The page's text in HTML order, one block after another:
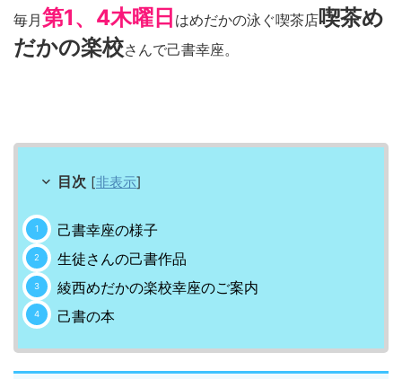
毎月第1、4木曜日 はめだかの泳ぐ喫茶店喫茶め
だかの楽校さんで己書幸座。
目次 [非表示]
己書幸座の様子
生徒さんの己書作品
綾西めだかの楽校幸座のご案内
己書の本